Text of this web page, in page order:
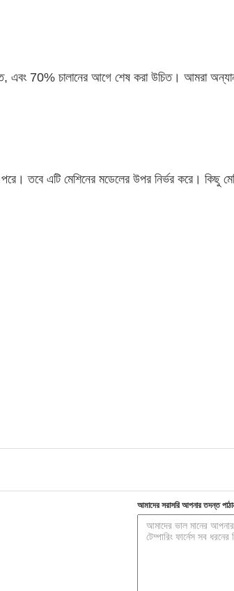
এবং 70% চালানের আগে শেষ করা উচিত। আমরা
তবে এটি মেশিনের মডেলের উপর নির্ভর করে। কিছু
আমাদের সরাসরি আপনার তদন্ত